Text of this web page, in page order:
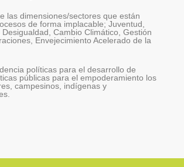
las dimensiones/sectores que están
de forma implacable; Juventud,
Desigualdad, Cambio Climático, Gestión
Envejecimiento Acelerado de la
políticas para el desarrollo de
públicas para el empoderamiento los
campesinos, indígenas y